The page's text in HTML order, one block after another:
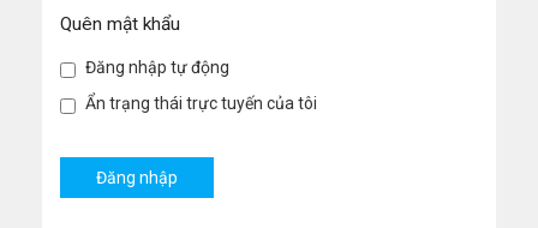
Quên mật khẩu
Đăng nhập tự động
Ẩn trạng thái trực tuyến của tôi